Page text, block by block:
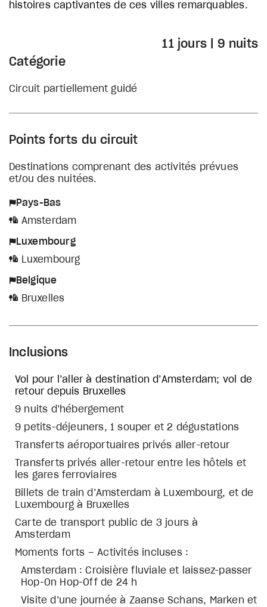
histoires captivantes de ces villes remarquables.
11 jours | 9 nuits
Catégorie
Circuit partiellement guidé
Points forts du circuit
Destinations comprenant des activités prévues
et/ou des nuitées.
Pays-Bas
Amsterdam
Luxembourg
Luxembourg
Belgique
Bruxelles
Inclusions
Vol pour l’aller à destination d’Amsterdam; vol de
retour depuis Bruxelles
9 nuits d’hébergement
9 petits-déjeuners, 1 souper et 2 dégustations
Transferts aéroportuaires privés aller-retour
Transferts privés aller-retour entre les hôtels et
les gares ferroviaires
Billets de train d’Amsterdam à Luxembourg, et de
Luxembourg à Bruxelles
Carte de transport public de 3 jours à
Amsterdam
Moments forts – Activités incluses :
Amsterdam : Croisière fluviale et laissez-passer
Hop-On Hop-Off de 24 h
Visite d’une journée à Zaanse Schans, Marken et